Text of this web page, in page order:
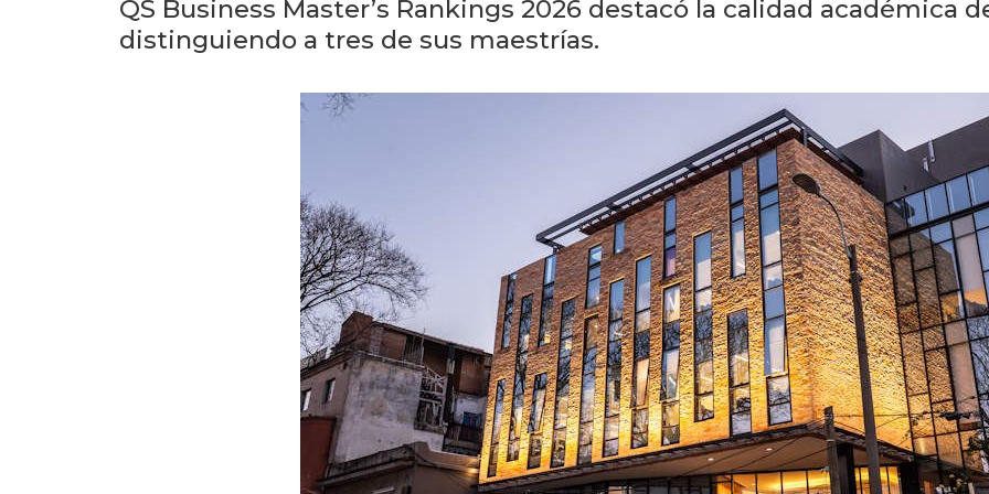
QS Business Master’s Rankings 2026 destacó la calidad académica
distinguiendo a tres de sus maestrías.